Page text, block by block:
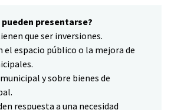
presentarse?
que ser inversiones.
el espacio público o la mejora de
y sobre bienes de
respuesta a una necesidad